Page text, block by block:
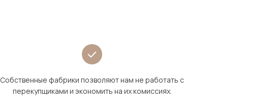
Собственные фабрики позволяют нам не работать с
перекупщиками и экономить на их комиссиях.